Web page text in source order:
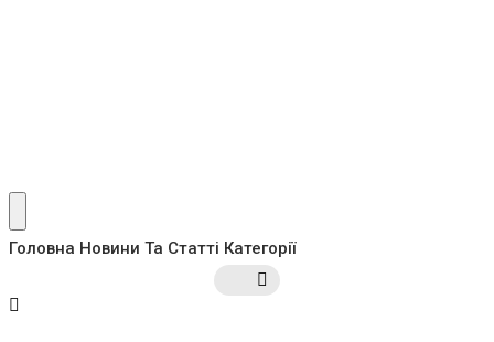
Головна Новини Та Статті Категорії